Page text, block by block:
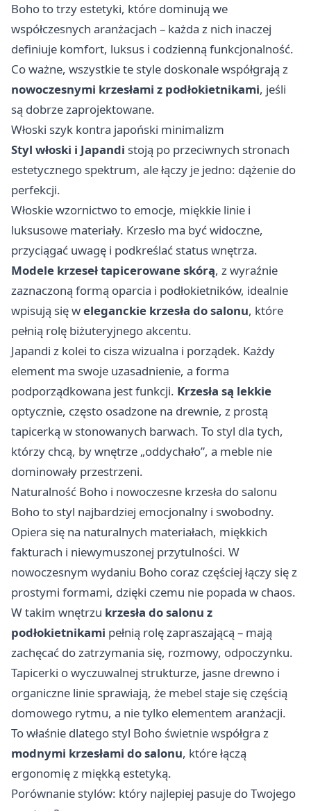
Boho to trzy estetyki, które dominują we
współczesnych aranżacjach – każda z nich inaczej
definiuje komfort, luksus i codzienną funkcjonalność.
Co ważne, wszystkie te style doskonale współgrają z
nowoczesnymi krzesłami z podłokietnikami, jeśli
są dobrze zaprojektowane.
Włoski szyk kontra japoński minimalizm
Styl włoski i Japandi stoją po przeciwnych stronach
estetycznego spektrum, ale łączy je jedno: dążenie do
perfekcji.
Włoskie wzornictwo to emocje, miękkie linie i
luksusowe materiały. Krzesło ma być widoczne,
przyciągać uwagę i podkreślać status wnętrza.
Modele krzeseł tapicerowane skórą, z wyraźnie
zaznaczoną formą oparcia i podłokietników, idealnie
wpisują się weleganckie krzesła do salonu, które
pełnią rolę biżuteryjnego akcentu.
Japandi z kolei to cisza wizualna i porządek. Każdy
element ma swoje uzasadnienie, a forma
podporządkowana jest funkcji. Krzesła są lekkie
optycznie, często osadzone na drewnie, z prostą
tapicerką w stonowanych barwach. To styl dla tych,
którzy chcą, by wnętrze „oddychało”, a meble nie
dominowały przestrzeni.
Naturalność Boho i nowoczesne krzesła do salonu
Boho to styl najbardziej emocjonalny i swobodny.
Opiera się na naturalnych materiałach, miękkich
fakturach i niewymuszonej przytulności. W
nowoczesnym wydaniu Boho coraz częściej łączy się z
prostymi formami, dzięki czemu nie popada w chaos.
W takim wnętrzu krzesła do salonu z
podłokietnikami pełnią rolę zapraszającą – mają
zachęcać do zatrzymania się, rozmowy, odpoczynku.
Tapicerki o wyczuwalnej strukturze, jasne drewno i
organiczne linie sprawiają, że mebel staje się częścią
domowego rytmu, a nie tylko elementem aranżacji.
To właśnie dlatego styl Boho świetnie współgra z
modnymi krzesłami do salonu, które łączą
ergonomię z miękką estetyką.
Porównanie stylów: który najlepiej pasuje do Twojego